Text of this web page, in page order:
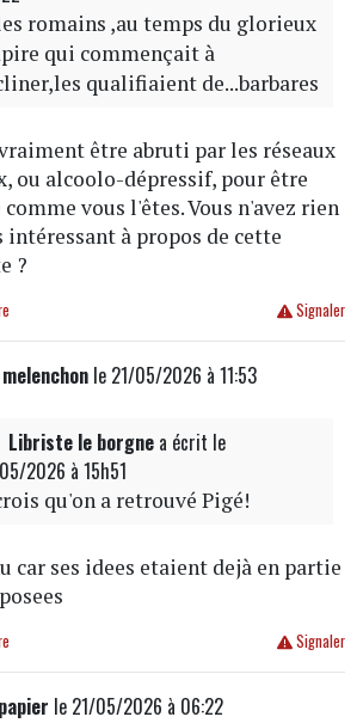
romains ,au temps du glorieux
qui commençait à
qualifiaient de...barbares
être abruti par les réseaux
ou alcoolo-dépressif, pour être
comme vous l'êtes. Vous n'avez rien
intéressant à propos de cette
?
Signaler
le 21/05/2026 à 11:53
Libriste le borgnea écrit le
2026 à 15h51
qu'on a retrouvé Pigé!
car ses idees etaient dejà en partie
Signaler
le 21/05/2026 à 06:22